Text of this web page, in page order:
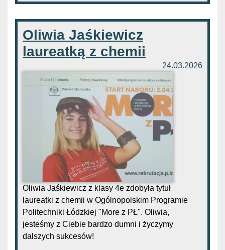
Oliwia Jaśkiewicz
laureatką z chemii
24.03.2026
Oliwia Jaśkiewicz z klasy 4e zdobyła tytuł
laureatki z chemii w Ogólnopolskim Programie
Politechniki Łódzkiej "More z PŁ". Oliwia,
jesteśmy z Ciebie bardzo dumni i życzymy
dalszych sukcesów!